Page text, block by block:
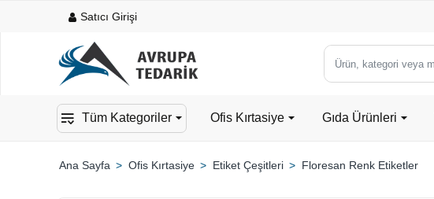
Satıcı Girişi
Ürün,
kategori
marka
Tüm Kategoriler Ofis Kırtasiye Gıda Ürünleri
Ofis Kırtasiye Etiket Çeşitleri Floresan Renk Etiketler